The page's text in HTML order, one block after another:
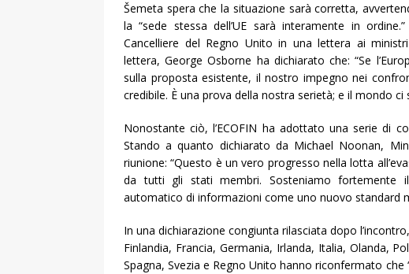
Šemeta spera che la situazione sarà corretta,
la “sede stessa dell’UE sarà interamente in
Cancelliere del Regno Unito in una lettera ai
lettera, George Osborne ha dichiarato che: “Se
sulla proposta esistente, il nostro impegno nei
credibile. È una prova della nostra serietà; e il mondo ci
Nonostante ciò, l’ECOFIN ha adottato una serie di
Stando a quanto dichiarato da Michael Noonan,
riunione: “Questo è un vero progresso nella lotta
da tutti gli stati membri. Sosteniamo fortemente
automatico di informazioni come uno nuovo standard
In una dichiarazione congiunta rilasciata dopo
Finlandia, Francia, Germania, Irlanda, Italia, Olanda,
Spagna, Svezia e Regno Unito hanno riconfermato